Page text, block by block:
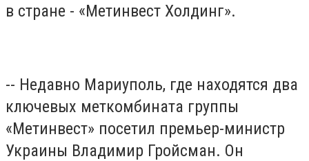
в стране - «Метинвест Холдинг».
-- Недавно Мариуполь, где находятся два
ключевых меткомбината группы
«Метинвест» посетил премьер-министр
Украины Владимир Гройсман. Он